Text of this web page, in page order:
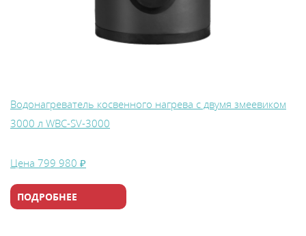
Водонагреватель косвенного нагрева с двумя змеевиком
3000 л WBС-SV-3000
Цена 799 980 ₽
ПОДРОБНЕЕ